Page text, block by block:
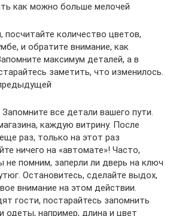
как можно больше мелочей
посчитайте количество цветов,
и обратите внимание, как
максимум деталей, а в
заметить, что изменилось.
все детали вашего пути.
каждую витрину. После
раз, только на этот раз
ничего на «автомате»! Часто,
помним, заперли ли дверь на ключ
Остановитесь, сделайте выдох,
внимание на этом действии.
гости, постарайтесь запомнить
одеты, например, длина и цвет